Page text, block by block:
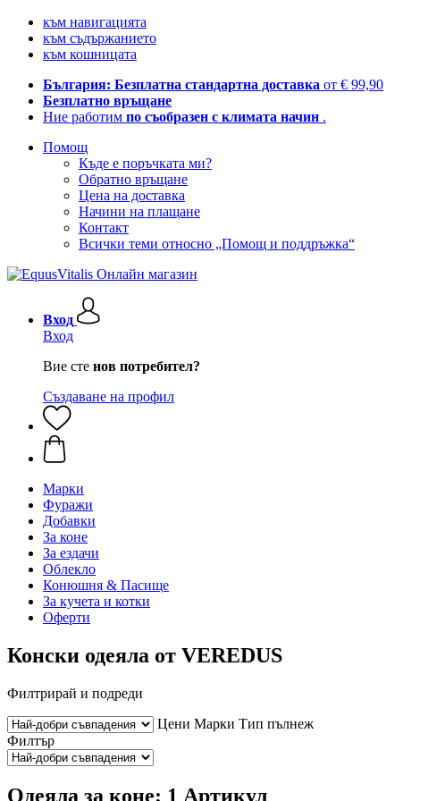
към навигацията
към съдържанието
към кошницата
България: Безплатна стандартна доставка от € 99,90
Безплатно връщане
Ние работим по съобразен с климата начин .
Помощ
Къде е поръчката ми?
Обратно връщане
Цена на доставка
Начини на плащане
Контакт
Всички теми относно „Помощ и поддръжка“
Вход
Вход
Вие сте нов потребител?
Създаване на профил
Марки
Фуражи
Добавки
За коне
За ездачи
Облекло
Конюшня & Пасище
За кучета и котки
Оферти
Конски одеяла от VEREDUS
Филтрирай и подреди
Цени Марки Тип пълнеж
Филтър
Одеяла за коне: 1 Артикул